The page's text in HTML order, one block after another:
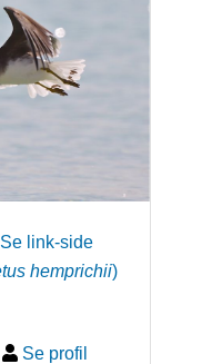
Se link-side
hemprichii)
Se profil